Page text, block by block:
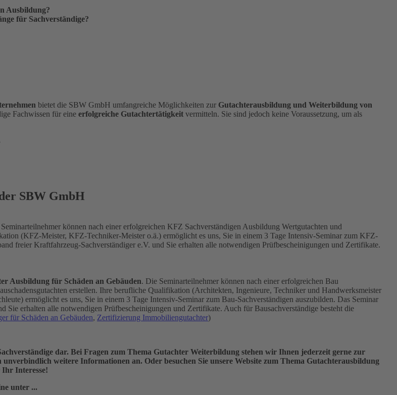
Ausbildung?
für Sachverständige?
bietet die SBW GmbH umfangreiche Möglichkeiten zur Gutachterausbildung und Weiterbildung von
Fachwissen für eine erfolgreiche Gutachtertätigkeit vermitteln. Sie sind jedoch keine Voraussetzung, um als
SBW GmbH
können nach einer erfolgreichen KFZ Sachverständigen Ausbildung Wertgutachten und
(KFZ-Meister, KFZ-Techniker-Meister o.ä.) ermöglicht es uns, Sie in einem 3 Tage Intensiv-Seminar zum KFZ-
freier Kraftfahrzeug-Sachverständiger e.V. und Sie erhalten alle notwendigen Prüfbescheinigungen und Zertifikate.
Ausbildung für Schäden an Gebäuden. Die Seminarteilnehmer können nach einer erfolgreichen Bau
erstellen. Ihre berufliche Qualifikation (Architekten, Ingenieure, Techniker und Handwerksmeister
ermöglicht es uns, Sie in einem 3 Tage Intensiv-Seminar zum Bau-Sachverständigen auszubilden. Das Seminar
erhalten alle notwendigen Prüfbescheinigungen und Zertifikate. Auch für Bausachverständige besteht die
für Schäden an Gebäuden, Zertifizierung Immobiliengutachter)
dar. Bei Fragen zum Thema Gutachter Weiterbildung stehen wir Ihnen jederzeit gerne zur
unverbindlich weitere Informationen an. Oder besuchen Sie unsere Website zum Thema Gutachterausbildung
Interesse!
unter ...